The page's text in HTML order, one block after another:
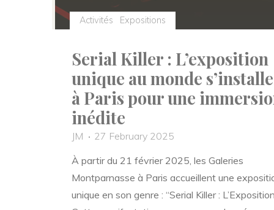
Activités Expositions
Serial Killer : L’exposition
unique au monde s’installe
à Paris pour une
inédite
JM
27 February 2025
À partir du 21 février 2025, les Galeries
Montparnasse à Paris accueillent une
unique en son genre : “Serial Killer :